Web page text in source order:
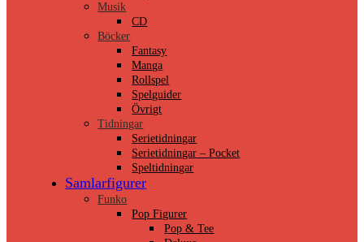
Musik
CD
Böcker
Fantasy
Manga
Rollspel
Spelguider
Övrigt
Tidningar
Serietidningar
Serietidningar – Pocket
Speltidningar
Samlarfigurer
Funko
Pop Figurer
Pop & Tee